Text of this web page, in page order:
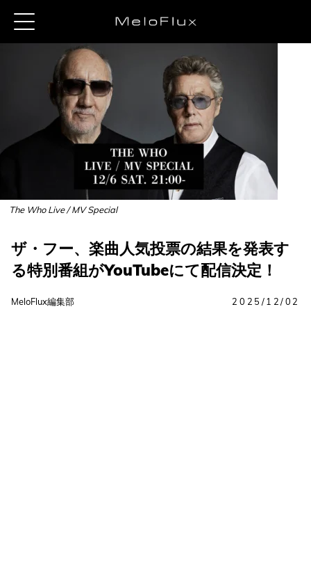
The Who Live / MV Special
ザ・フー、楽曲人気投票の結果を発表す
る特別番組がYouTubeにて配信決定！
MeloFlux編集部 2025/12/02